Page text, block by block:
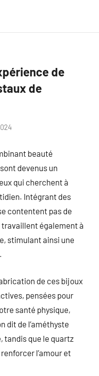
de
de
beauté
devenus un
qui cherchent à
Intégrant des
contentent pas de
également à
stimulant ainsi une
de ces bijoux
pensées pour
santé physique,
dit de l’améthyste
tandis que le quartz
l’amour et